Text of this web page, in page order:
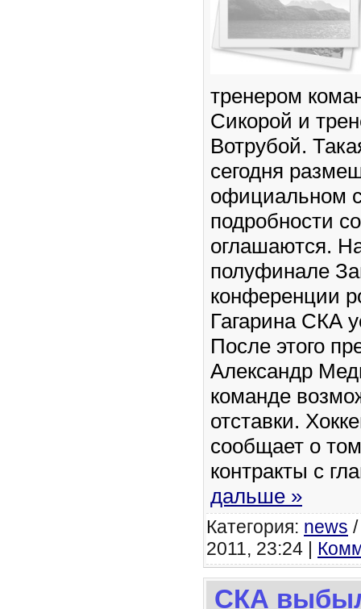
тренером
Сикорой и
Вотрубой.
сегодня
официальном
подробности
оглашаются.
полуфинале
конференции
Гагарина СКА
После этого
Александр
команде
отставки.
сообщает о
контракты с
дальше »
Категория: news
2011, 23:24 |
СКА